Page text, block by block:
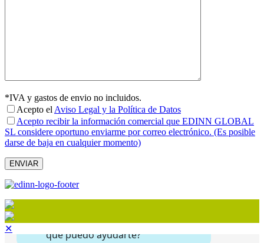
*IVA y gastos de envio no incluidos.
Acepto el Aviso Legal y la Política de Datos
Acepto recibir la información comercial que EDINN GLOBAL
SL considere oportuno enviarme por correo electrónico. (Es posible
darse de baja en cualquier momento)
✕